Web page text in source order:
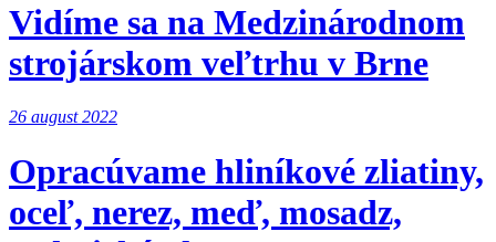
Vidíme sa na Medzinárodnom
strojárskom veľtrhu v Brne
26 august 2022
Opracúvame hliníkové zliatiny,
oceľ, nerez, meď, mosadz,